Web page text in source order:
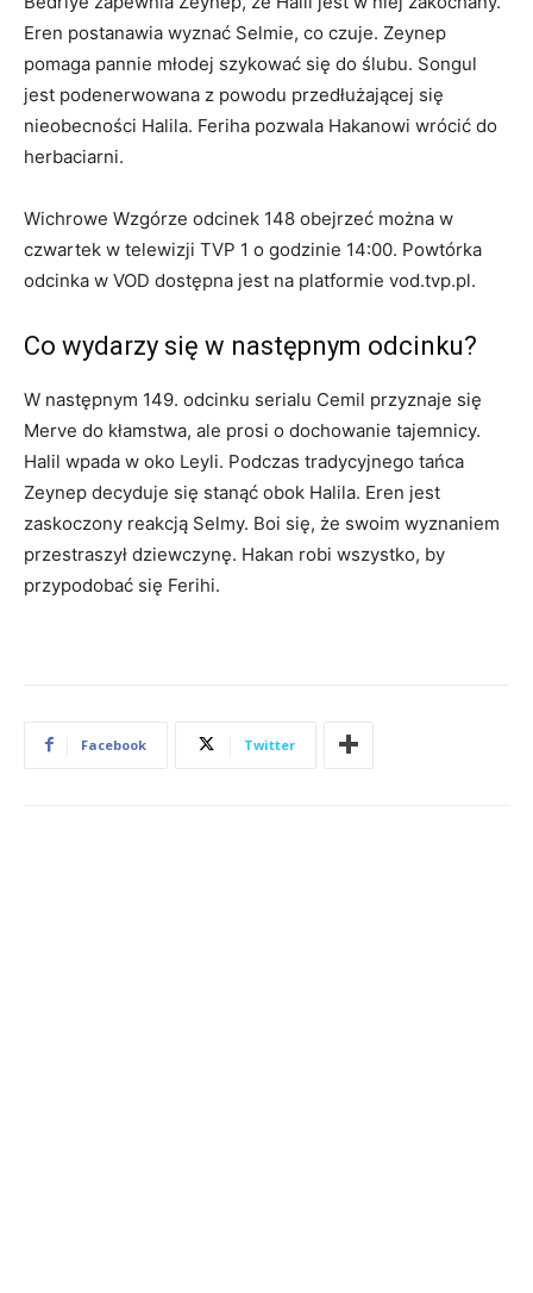
Eren postanawia wyznać Selmie, co czuje. Zeynep
pomaga pannie młodej szykować się do ślubu. Songul
jest podenerwowana z powodu przedłużającej się
nieobecności Halila. Feriha pozwala Hakanowi wrócić do
herbaciarni.
Wichrowe Wzgórze odcinek 148 obejrzeć można w
czwartek w telewizji TVP 1 o godzinie 14:00. Powtórka
odcinka w VOD dostępna jest na platformie vod.tvp.pl.
Co wydarzy się w następnym odcinku?
W następnym 149. odcinku serialu Cemil przyznaje się
Merve do kłamstwa, ale prosi o dochowanie tajemnicy.
Halil wpada w oko Leyli. Podczas tradycyjnego tańca
Zeynep decyduje się stanąć obok Halila. Eren jest
zaskoczony reakcją Selmy. Boi się, że swoim wyznaniem
przestraszył dziewczynę. Hakan robi wszystko, by
przypodobać się Ferihi.
Facebook Twitter